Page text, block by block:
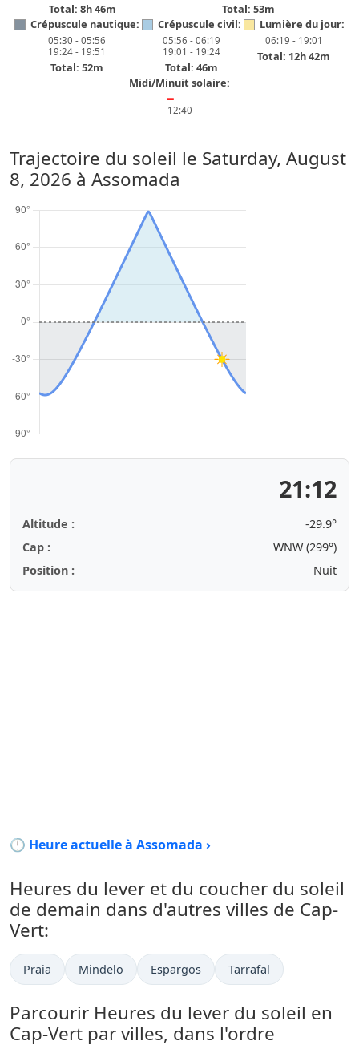
Total: 8h 46m
Total: 53m
Crépuscule nautique:
05:30 - 05:56
19:24 - 19:51
Total: 52m
Crépuscule civil:
05:56 - 06:19
19:01 - 19:24
Total: 46m
Lumière du jour:
06:19 - 19:01
Total: 12h 42m
Midi/Minuit solaire:
━
12:40
Trajectoire du soleil le Saturday, August
8, 2026 à Assomada
21:12
Altitude :
-29.9°
Cap :
WNW (299°)
Position :
Nuit
🕒 Heure actuelle à Assomada ›
Heures du lever et du coucher du soleil
de demain dans d'autres villes de Cap-
Vert:
Praia Mindelo Espargos Tarrafal
Parcourir Heures du lever du soleil en
Cap-Vert par villes, dans l'ordre